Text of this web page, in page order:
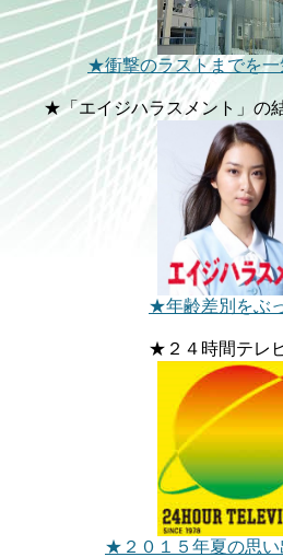
★衝撃のラストまでを一
★「エイジハラスメント」の
★年齢差別をぶ
★２４時間テレ
★２０１５年夏の思い